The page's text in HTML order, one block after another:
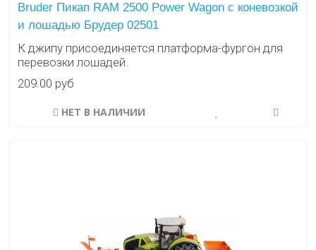
Bruder Пикап RAM 2500 Power Wagon с коневозкой
и лошадью Брудер 02501
К джипу присоединяется платформа-фургон для
перевозки лошадей.
209.00 руб
НЕТ В НАЛИЧИИ